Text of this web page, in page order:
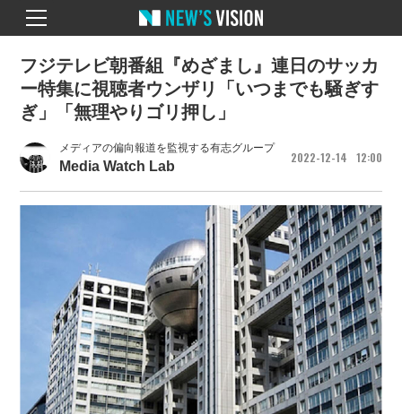
メディアの偏向報道を監視する有志グループ
Media Watch Lab
2022 12 14 12 00
フジテレビ朝番組『めざまし』連日のサッカ
ー特集に視聴者ウンザリ「いつまでも騒ぎす
ぎ」「無理やりゴリ押し」